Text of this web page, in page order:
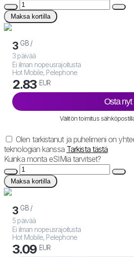
Maksa kortilla
3 GB /
3 päivää
Ei ilman nopeusrajoitusta
Hot Mobile, Pelephone
2.83 EUR
Osta nyt
Välitön toimitus
Olen tarkistanut ja puhelimeni on
teknologian kanssa Tarkista tästä
Kuinka monta eSIMiä tarvitset?
Maksa kortilla
3 GB /
5 päivää
Ei ilman nopeusrajoitusta
Hot Mobile, Pelephone
3.09 EUR